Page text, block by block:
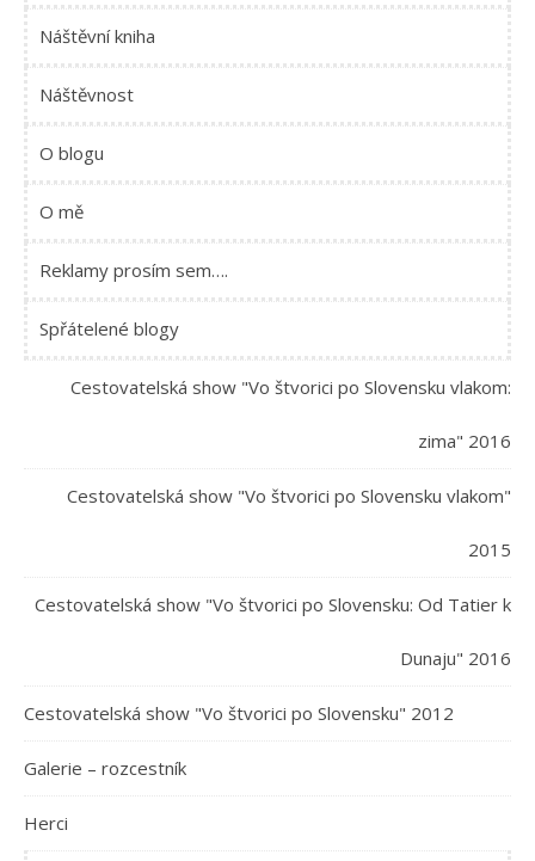
Náštěvní kniha
Náštěvnost
O blogu
O mě
Reklamy prosím sem….
Spřátelené blogy
Cestovatelská show "Vo štvorici po Slovensku vlakom:
zima" 2016
Cestovatelská show "Vo štvorici po Slovensku vlakom"
2015
Cestovatelská show "Vo štvorici po Slovensku: Od Tatier k
Dunaju" 2016
Cestovatelská show "Vo štvorici po Slovensku" 2012
Galerie – rozcestník
Herci